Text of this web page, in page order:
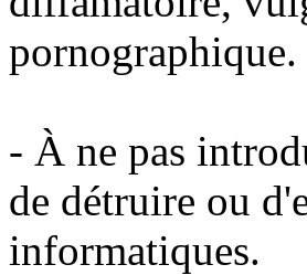
pornographique.
- À ne pas
de détruire ou
informatiques.